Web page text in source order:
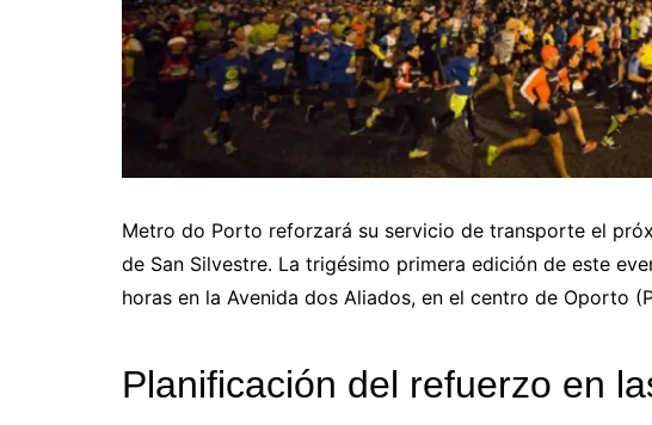
Metro do Porto reforzará su servicio de transporte el
de San Silvestre. La trigésimo primera edición de este
horas en la Avenida dos Aliados, en el centro de Oporto
Planificación del refuerzo en